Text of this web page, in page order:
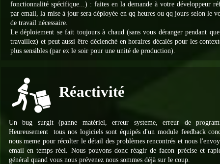
fonctionnalité spécifique...) : faites en la demande à votre développeur
par email, la mise à jour sera déployée en qq heures ou qq jours selon le
de travail nécessaire.
Le déploiement se fait toujours à chaud (sans vous déranger pendant
travaillez) et peut aussi être déclenché en horaires décalés pour les
plus sensibles (par ex le soir pour une unité de production).
Réactivité
Un bug surgit (panne matériel, erreur systeme, erreur de
Heureusement tous nos logiciels sont équipés d'un module feedback
nous meme pour récolter le détail des problèmes rencontrés et nous
email en temps réel. Nous pouvons donc réagir de facon précise et
général quand vous nous prévenez nous sommes déjà sur le coup.